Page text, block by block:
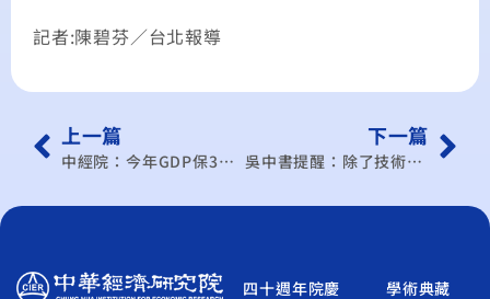
記者:陳碧芬／台北報導
上一篇
中經院：今年GDP保3機率高
下一篇
吳中書提醒：除了技術…要輔導行銷
四十週年院慶 學術典藏